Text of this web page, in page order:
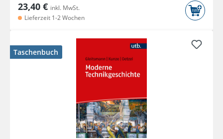
23,40 € inkl. MwSt.
Lieferzeit 1-2 Wochen
Taschenbuch